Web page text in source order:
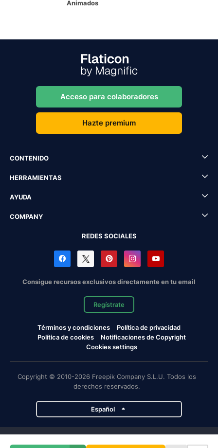
Animados
Acceso para colaboradores
Hazte premium
CONTENIDO
HERRAMIENTAS
AYUDA
COMPANY
REDES SOCIALES
Consigue recursos exclusivos directamente en tu email
Regístrate
Términos y condiciones
Política de privacidad
Política de cookies
Notificaciones de Copyright
Cookies settings
Copyright © 2010-2026 Freepik Company S.L.U. Todos los
derechos reservados.
Español